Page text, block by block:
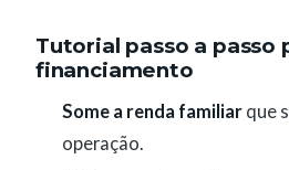
Tutorial passo a passo
financiamento
Some a renda familiar que
operação.